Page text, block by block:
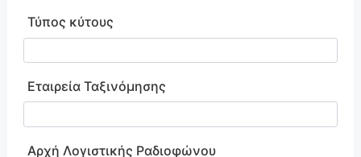
Τύπος κύτους
Εταιρεία Ταξινόμησης
Αρχή Λογιστικής Ραδιοφώνου